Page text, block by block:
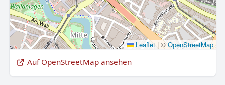
Leaflet |©OpenStreetMap
Auf OpenStreetMap ansehen